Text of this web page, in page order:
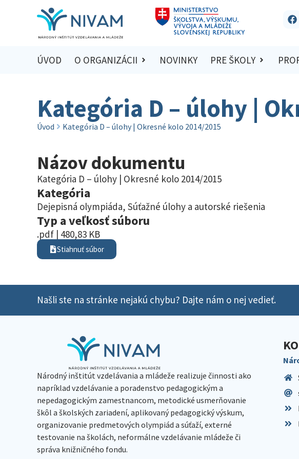
ÚVOD O ORGANIZÁCII NOVINKY PRE ŠKOLY
Kategória D – úlohy |
Úvod Kategória D – úlohy | Okresné kolo 2014/2015
Názov dokumentu
Kategória D – úlohy | Okresné kolo 2014/2015
Kategória
Dejepisná olympiáda, Súťažné úlohy a autorské riešenia
Typ a veľkosť súboru
.pdf | 480,83 KB
Stiahnuť súbor
Našli ste na stránke nejakú chybu? Dajte nám o nej vedieť.
Národný inštitút vzdelávania a mládeže realizuje činnosti ako
napríklad vzdelávanie a poradenstvo pedagogickým a
nepedagogickým zamestnancom, metodické usmerňovanie
škôl a školských zariadení, aplikovaný pedagogický výskum,
organizovanie predmetových olympiád a súťaží, externé
testovanie na školách, neformálne vzdelávanie mládeže či
správa knižničného fondu.